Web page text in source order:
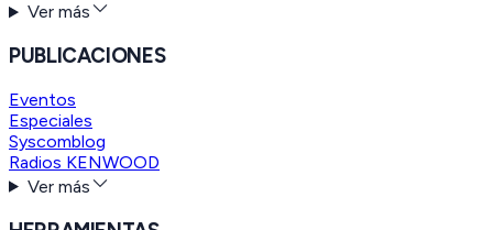
Ver más
PUBLICACIONES
Eventos
Especiales
Syscomblog
Radios KENWOOD
Ver más